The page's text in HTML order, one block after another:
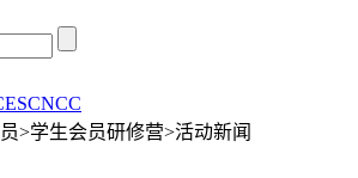
CNCC
>学生会员研修营>活动新闻